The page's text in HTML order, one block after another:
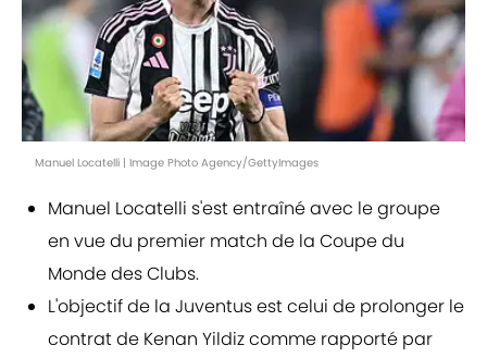
Manuel Locatelli | Image Photo Agency/GettyImages
Manuel Locatelli s'est entraîné avec le groupe
en vue du premier match de la Coupe du
Monde des Clubs.
L'objectif de la Juventus est celui de prolonger le
contrat de Kenan Yildiz comme rapporté par